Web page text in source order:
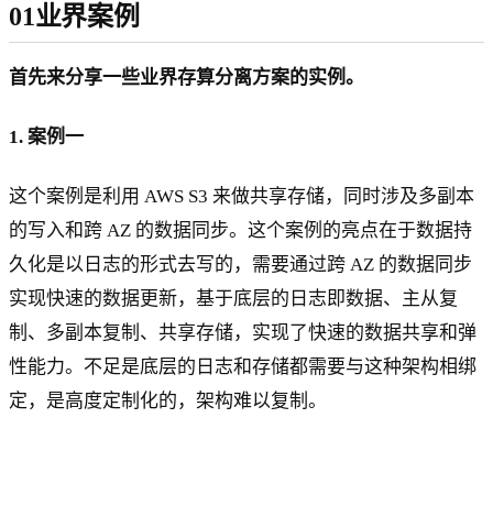
01业界案例
首先来分享一些业界存算分离方案的实例。
1. 案例一
这个案例是利用 AWS S3 来做共享存储，同时涉及多副本
的写入和跨 AZ 的数据同步。这个案例的亮点在于数据持
久化是以日志的形式去写的，需要通过跨 AZ 的数据同步
实现快速的数据更新，基于底层的日志即数据、主从复
制、多副本复制、共享存储，实现了快速的数据共享和弹
性能力。不足是底层的日志和存储都需要与这种架构相绑
定，是高度定制化的，架构难以复制。